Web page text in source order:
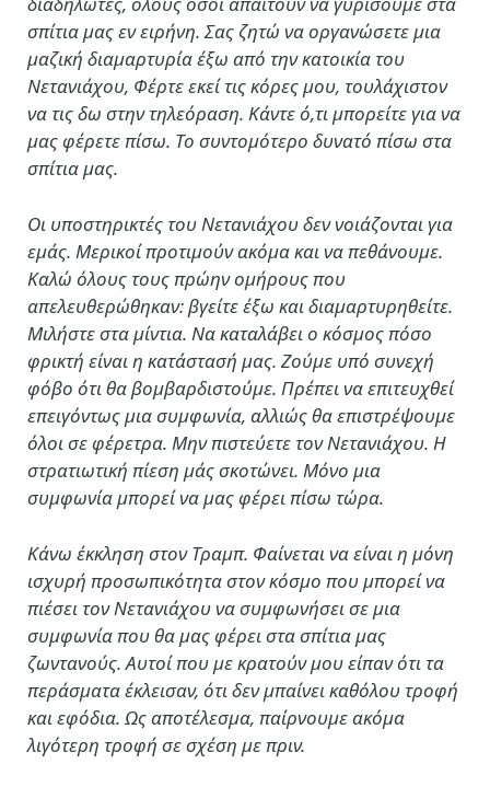
σπίτια μας εν ειρήνη. Σας ζητώ να οργανώσετε μια
μαζική διαμαρτυρία έξω από την κατοικία του
Νετανιάχου, Φέρτε εκεί τις κόρες μου, τουλάχιστον
να τις δω στην τηλεόραση. Κάντε ό,τι μπορείτε για να
μας φέρετε πίσω. Το συντομότερο δυνατό πίσω στα
σπίτια μας.
Οι υποστηρικτές του Νετανιάχου δεν νοιάζονται για
εμάς. Μερικοί προτιμούν ακόμα και να πεθάνουμε.
Καλώ όλους τους πρώην ομήρους που
απελευθερώθηκαν: βγείτε έξω και διαμαρτυρηθείτε.
Μιλήστε στα μίντια. Nα καταλάβει ο κόσμος πόσο
φρικτή είναι η κατάστασή μας. Ζούμε υπό συνεχή
φόβο ότι θα βομβαρδιστούμε. Πρέπει να επιτευχθεί
επειγόντως μια συμφωνία, αλλιώς θα επιστρέψουμε
όλοι σε φέρετρα. Μην πιστεύετε τον Νετανιάχου. Η
στρατιωτική πίεση μάς σκοτώνει. Μόνο μια
συμφωνία μπορεί να μας φέρει πίσω τώρα.
Κάνω έκκληση στον Τραμπ. Φαίνεται να είναι η μόνη
ισχυρή προσωπικότητα στον κόσμο που μπορεί να
πιέσει τον Νετανιάχου να συμφωνήσει σε μια
συμφωνία που θα μας φέρει στα σπίτια μας
ζωντανούς. Αυτοί που με κρατούν μου είπαν ότι τα
περάσματα έκλεισαν, ότι δεν μπαίνει καθόλου τροφή
και εφόδια. Ως αποτέλεσμα, παίρνουμε ακόμα
λιγότερη τροφή σε σχέση με πριν.